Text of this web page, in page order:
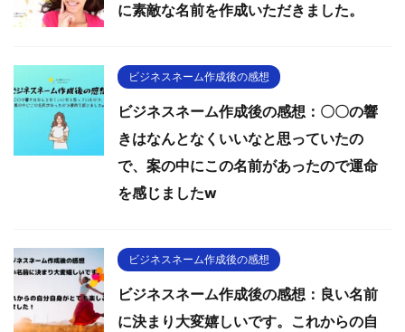
に素敵な名前を作成いただきました。
ビジネスネーム作成後の感想
ビジネスネーム作成後の感想：〇〇の響
きはなんとなくいいなと思っていたの
で、案の中にこの名前があったので運命
を感じましたw
ビジネスネーム作成後の感想
ビジネスネーム作成後の感想：良い名前
に決まり大変嬉しいです。これからの自